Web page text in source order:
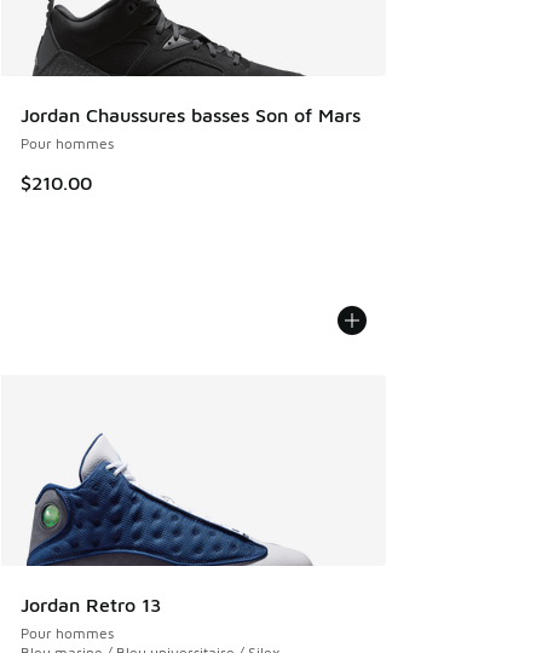
Jordan Chaussures basses Son of Mars
Pour hommes
$210.00
Jordan Retro 13
Pour hommes